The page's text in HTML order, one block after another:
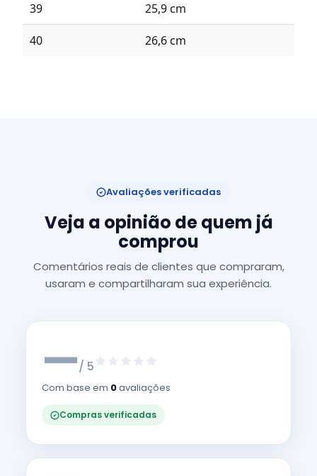
39 25,9 cm
40 26,6 cm
Avaliações verificadas
Veja a opinião de quem já
comprou
Comentários reais de clientes que compraram,
usaram e compartilharam sua experiência.
—/ 5
Com base em 0avaliações
Compras verificadas